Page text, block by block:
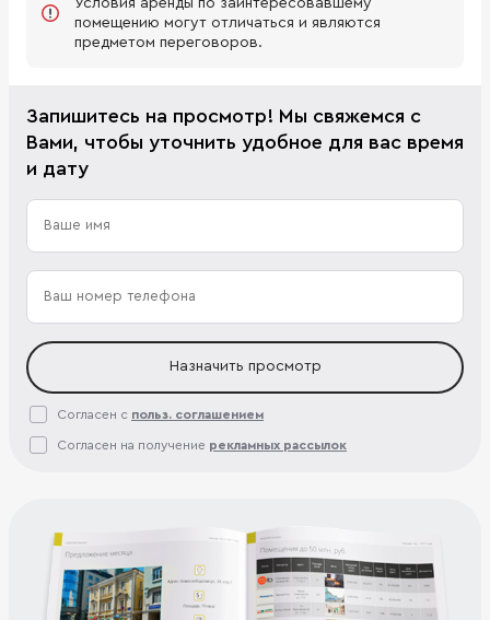
помещению могут отличаться и являются
предметом переговоров.
Запишитесь на просмотр! Мы свяжемся с
Вами, чтобы уточнить удобное для вас время
и дату
Назначить просмотр
Согласен с польз. соглашением
Согласен на получение рекламных рассылок